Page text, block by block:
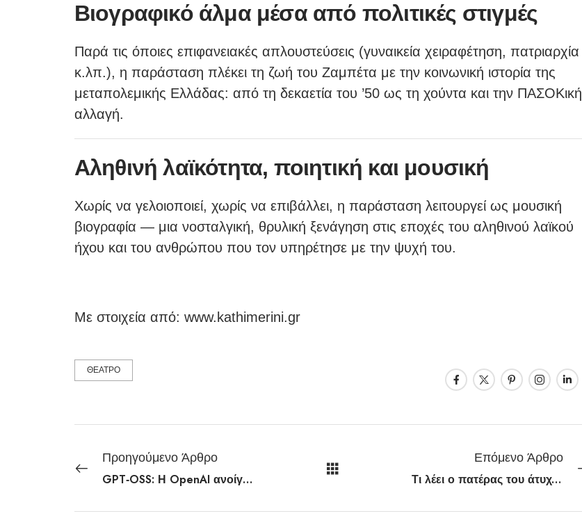
Βιογραφικό άλμα μέσα από πολιτικές στιγμές
Παρά τις όποιες επιφανειακές απλουστεύσεις (γυναικεία χειραφέτηση, πατριαρχία
κ.λπ.), η παράσταση πλέκει τη ζωή του Ζαμπέτα με την κοινωνική ιστορία της
μεταπολεμικής Ελλάδας: από τη δεκαετία του ’50 ως τη χούντα και την ΠΑΣΟΚική
αλλαγή.
Αληθινή λαϊκότητα, ποιητική και μουσική
Χωρίς να γελοιοποιεί, χωρίς να επιβάλλει, η παράσταση λειτουργεί ως μουσική
βιογραφία — μια νοσταλγική, θρυλική ξενάγηση στις εποχές του αληθινού λαϊκού
ήχου και του ανθρώπου που τον υπηρέτησε με την ψυχή του.
Με στοιχεία από: www.kathimerini.gr
ΘΕΑΤΡΟ
Προηγούμενο Άρθρο
GPT‑OSS: Η OpenAI ανοίγει ξανά την Τεχνητή Νοημοσύνη σε όλους!
Επόμενο Άρθρο
Τι λέει ο πατέρας του άτυχου άνδρα που έχασε τη ζωή του στη συναυλία των Oasis